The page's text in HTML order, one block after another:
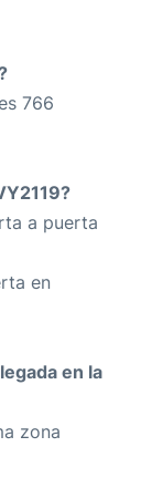
766
a puerta
en
en la
zona